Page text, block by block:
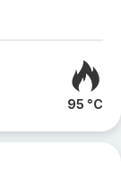
95 °C